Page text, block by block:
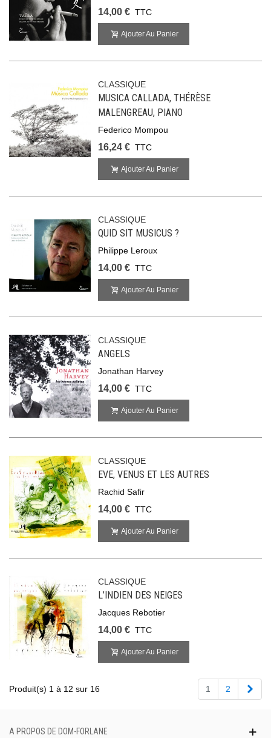
14,00 € TTC
Ajouter Au Panier
CLASSIQUE
MUSICA CALLADA, THÉRÈSE
MALENGREAU, PIANO
Federico Mompou
16,24 € TTC
Ajouter Au Panier
CLASSIQUE
QUID SIT MUSICUS ?
Philippe Leroux
14,00 € TTC
Ajouter Au Panier
CLASSIQUE
ANGELS
Jonathan Harvey
14,00 € TTC
Ajouter Au Panier
CLASSIQUE
EVE, VENUS ET LES AUTRES
Rachid Safir
14,00 € TTC
Ajouter Au Panier
CLASSIQUE
L’INDIEN DES NEIGES
Jacques Rebotier
14,00 € TTC
Ajouter Au Panier
Produit(s) 1 à 12 sur 16 1 2
A PROPOS DE DOM-FORLANE